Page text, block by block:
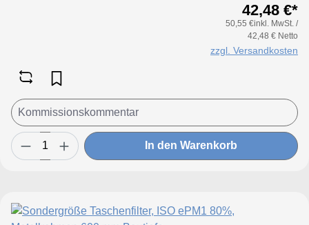
in folgenden Grenzen:Maße Breite: 170
bis 950 mmMaße Höhe: 170 bis 650
mmTaschenanzahl Breite: bis 170 mm 2
Taschenbis 250 mm 3 Taschenbis 300 mm
700 mm 9 Taschenbis 800 mm 10
Taschenbis 950 mm 12 Taschen
42,48 €*
50,55 €inkl. MwSt. /
42,48 € Netto
zzgl. Versandkosten
In den Warenkorb